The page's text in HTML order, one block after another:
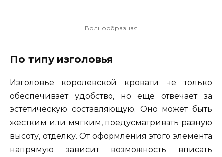
Волнообразная
По типу изголовья
Изголовье королевской кровати не только
обеспечивает удобство, но еще отвечает за
эстетическую составляющую. Оно может быть
жестким или мягким, предусматривать разную
высоту, отделку. От оформления этого элемента
напрямую зависит возможность вписать